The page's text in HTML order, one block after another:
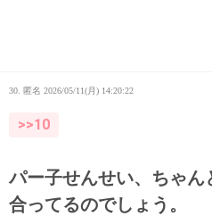
30. 匿名 2026/05/11(月) 14:20:22
>>10
パー子せんせい、ちゃん
合ってるのでしょう。